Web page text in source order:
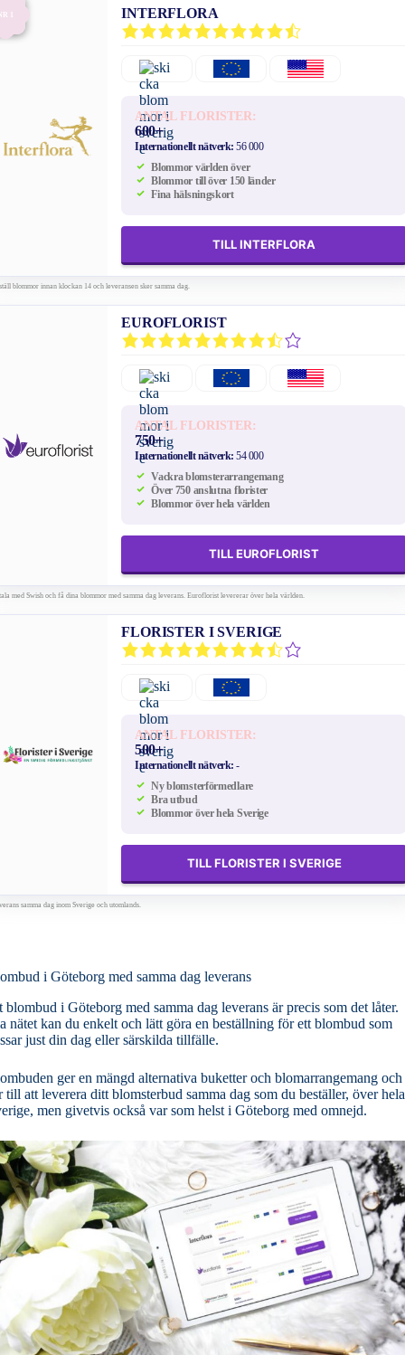
1 INTERFLORA
ANTAL FLORISTER:
600+
Internationellt nätverk:56 000
Blommor världen över
Blommor till över 150 länder
Fina hälsningskort
TILL INTERFLORA
blommor innan klockan 14 och leveransen sker samma dag.
EUROFLORIST
ANTAL FLORISTER:
750+
Internationellt nätverk:54 000
Vackra blomsterarrangemang
Över 750 anslutna florister
Blommor över hela världen
TILL EUROFLORIST
med Swish och få dina blommor med samma dag leverans. Euroflorist levererar över hela världen.
FLORISTER I SVERIGE
ANTAL FLORISTER:
500+
Internationellt nätverk:-
Ny blomsterförmedlare
Bra utbud
Blommor över hela Sverige
TILL FLORISTER I SVERIGE
samma dag inom Sverige och utomlands.
i Göteborg med samma dag leverans
blombud i Göteborg med samma dag leverans är precis som det låter.
nätet kan du enkelt och lätt göra en beställning för ett blombud som
just din dag eller särskilda tillfälle.
ger en mängd alternativa buketter och blomarrangemang och
till att leverera ditt blomsterbud samma dag som du beställer, över hela
men givetvis också var som helst i Göteborg med omnejd.